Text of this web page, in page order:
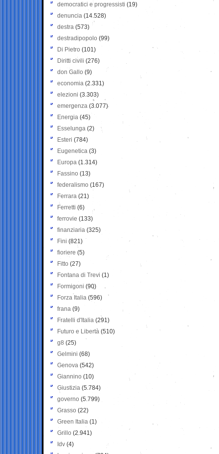
democratici e progressisti (19)
denuncia (14.528)
destra (573)
destradipopolo (99)
Di Pietro (101)
Diritti civili (276)
don Gallo (9)
economia (2.331)
elezioni (3.303)
emergenza (3.077)
Energia (45)
Esselunga (2)
Esteri (784)
Eugenetica (3)
Europa (1.314)
Fassino (13)
federalismo (167)
Ferrara (21)
Ferretti (6)
ferrovie (133)
finanziaria (325)
Fini (821)
fioriere (5)
Fitto (27)
Fontana di Trevi (1)
Formigoni (90)
Forza Italia (596)
frana (9)
Fratelli d'Italia (291)
Futuro e Libertà (510)
g8 (25)
Gelmini (68)
Genova (542)
Giannino (10)
Giustizia (5.784)
governo (5.799)
Grasso (22)
Green Italia (1)
Grillo (2.941)
Idv (4)